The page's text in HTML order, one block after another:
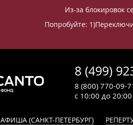
Из-за блокировок
Попробуйте:
8 (499)
с 10:00 до 20:00
8 (800) 770-09-
АФИША (САНКТ-ПЕТЕРБУРГ)